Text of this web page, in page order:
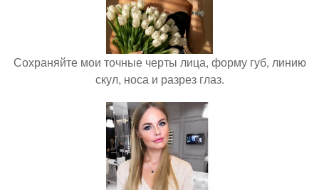
Сохраняйте мои точные черты лица, форму губ, линию
скул, носа и разрез глаз.